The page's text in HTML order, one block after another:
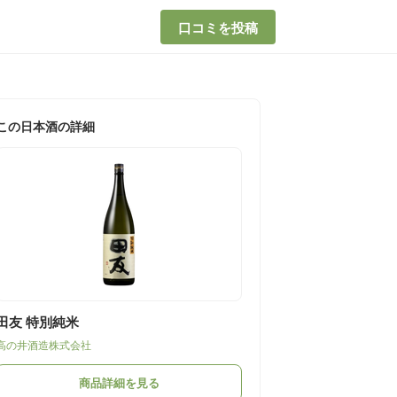
口コミを投稿
の日本酒の詳細
友 特別純米
の井酒造株式会社
商品詳細を見る